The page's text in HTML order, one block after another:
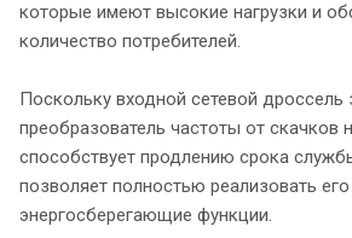
которые имеют высокие нагрузки и
количество потребителей.
Поскольку входной сетевой
преобразователь частоты от скачков
способствует продлению срока
позволяет полностью реализовать его
энергосберегающие функции.